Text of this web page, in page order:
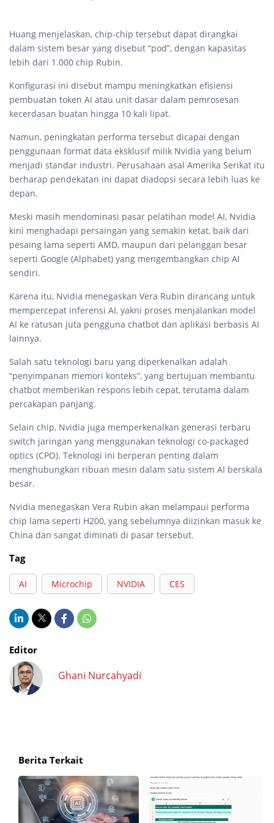
Huang menjelaskan, chip-chip tersebut dapat dirangkai
dalam sistem besar yang disebut “pod”, dengan kapasitas
lebih dari 1.000 chip Rubin.
Konfigurasi ini disebut mampu meningkatkan efisiensi
pembuatan token AI atau unit dasar dalam pemrosesan
kecerdasan buatan hingga 10 kali lipat.
Namun, peningkatan performa tersebut dicapai dengan
penggunaan format data eksklusif milik Nvidia yang belum
menjadi standar industri. Perusahaan asal Amerika Serikat itu
berharap pendekatan ini dapat diadopsi secara lebih luas ke
depan.
Meski masih mendominasi pasar pelatihan model AI, Nvidia
kini menghadapi persaingan yang semakin ketat, baik dari
pesaing lama seperti AMD, maupun dari pelanggan besar
seperti Google (Alphabet) yang mengembangkan chip AI
sendiri.
Karena itu, Nvidia menegaskan Vera Rubin dirancang untuk
mempercepat inferensi AI, yakni proses menjalankan model
AI ke ratusan juta pengguna chatbot dan aplikasi berbasis AI
lainnya.
Salah satu teknologi baru yang diperkenalkan adalah
“penyimpanan memori konteks”, yang bertujuan membantu
chatbot memberikan respons lebih cepat, terutama dalam
percakapan panjang.
Selain chip, Nvidia juga memperkenalkan generasi terbaru
switch jaringan yang menggunakan teknologi co-packaged
optics (CPO). Teknologi ini berperan penting dalam
menghubungkan ribuan mesin dalam satu sistem AI berskala
besar.
Nvidia menegaskan Vera Rubin akan melampaui performa
chip lama seperti H200, yang sebelumnya diizinkan masuk ke
China dan sangat diminati di pasar tersebut.
Tag
AI Microchip NVIDIA CES
Editor
Ghani Nurcahyadi
Berita Terkait